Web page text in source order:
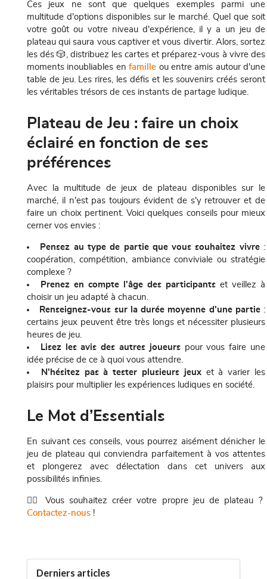
Ces jeux ne sont que quelques exemples parmi une
multitude d'options disponibles sur le marché. Quel que soit
votre goût ou votre niveau d'expérience, il y a un jeu de
plateau qui saura vous captiver et vous divertir. Alors, sortez
les dés 🎲, distribuez les cartes et préparez-vous à vivre des
moments inoubliables enfamille ou entre amis autour d'une
table de jeu. Les rires, les défis et les souvenirs créés seront
les véritables trésors de ces instants de partage ludique.
Plateau de Jeu : faire un choix
éclairé en fonction de ses
préférences
Avec la multitude de jeux de plateau disponibles sur le
marché, il n'est pas toujours évident de s'y retrouver et de
faire un choix pertinent. Voici quelques conseils pour mieux
cerner vos envies :
Pensez au type de partie que vous souhaitez vivre:
coopération, compétition, ambiance conviviale ou stratégie
complexe ?
Prenez en compte l'âge des participants et veillez à
choisir un jeu adapté à chacun.
Renseignez-vous sur la durée moyenne d'une partie:
certains jeux peuvent être très longs et nécessiter plusieurs
heures de jeu.
Lisez les avis des autres joueurspour vous faire une
idée précise de ce à quoi vous attendre.
N'hésitez pas à tester plusieurs jeuxet à varier les
plaisirs pour multiplier les expériences ludiques en société.
Le Mot d’Essentials
En suivant ces conseils, vous pourrez aisément dénicher le
jeu de plateau qui conviendra parfaitement à vos attentes
et plongerez avec délectation dans cet univers aux
possibilités infinies.
👉🏼 Vous souhaitez créer votre propre jeu de plateau ?
Contactez-nous !
Derniers articles